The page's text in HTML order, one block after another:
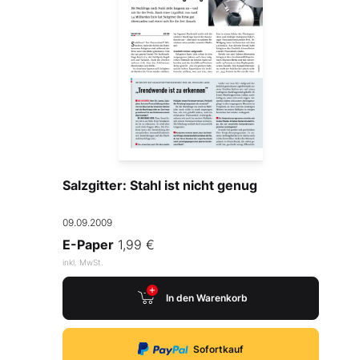
Salzgitter: Stahl ist nicht genug
09.09.2009
E-Paper 1,99 €
inkl. MwSt.
In den Warenkorb
Sofortkauf